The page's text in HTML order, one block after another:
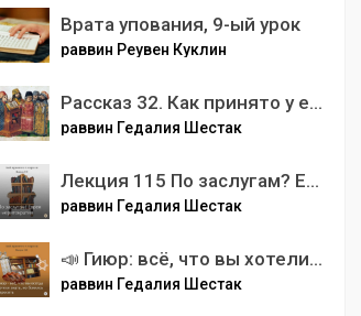
Врата упования, 9-ый урок
раввин Реувен Куклин
Рассказ 32. Как принято у евреев относиться к другим религиям. Все тайны и секреты межконфессиональных отношений.
раввин Гедалия Шестак
Лекция 115 По заслугам? Евреи и меритократия.
раввин Гедалия Шестак
📣 Гиюр: всё, что вы хотели знать, но боялись спросить
раввин Гедалия Шестак